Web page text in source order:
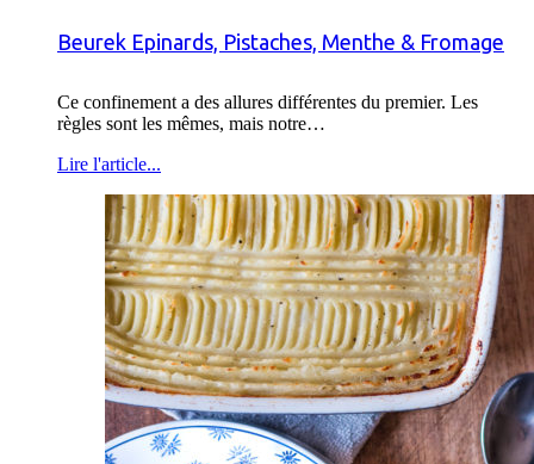
Beurek Epinards, Pistaches, Menthe & Fromage
Ce confinement a des allures différentes du premier. Les
règles sont les mêmes, mais notre…
Lire l'article...